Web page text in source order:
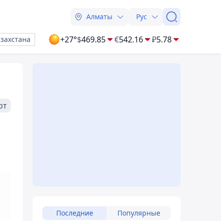
Алматы Рус
+27°$469.85 €542.16 ₽5.78
Последние Популярные